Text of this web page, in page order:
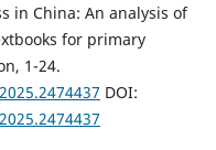
in China: An analysis of
for primary
1-24.
DOI: